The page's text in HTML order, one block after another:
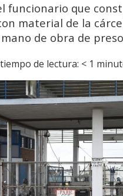
funcionario que
material de la
de obra de
tiempo de lectura: < 1